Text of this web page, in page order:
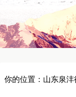
你的位置： 山东泉